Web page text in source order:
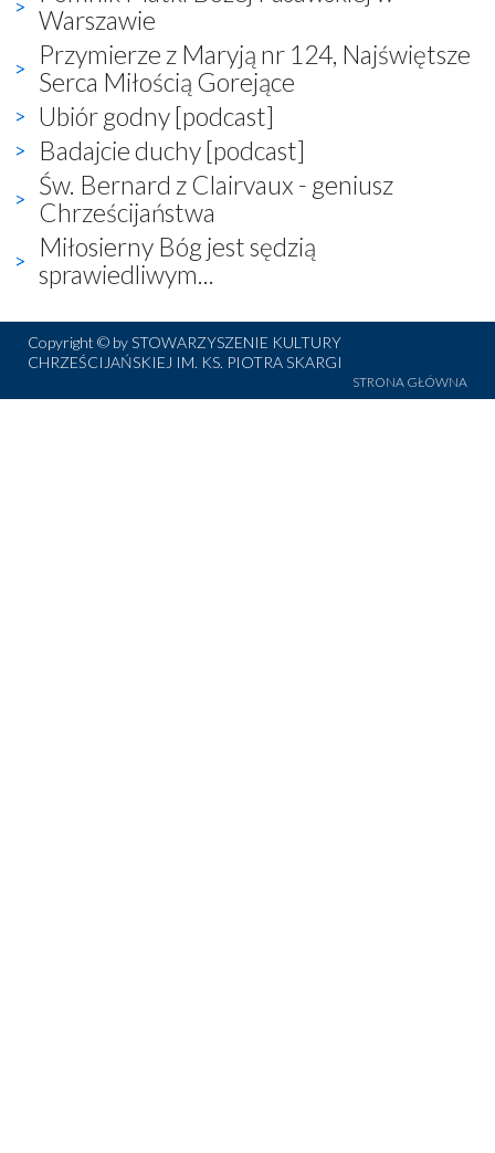
Warszawie
Przymierze z Maryją nr 124, Najświętsze
Serca Miłością Gorejące
Ubiór godny [podcast]
Badajcie duchy [podcast]
Św. Bernard z Clairvaux - geniusz
Chrześcijaństwa
Miłosierny Bóg jest sędzią
sprawiedliwym...
Copyright © by STOWARZYSZENIE KULTURY
CHRZEŚCIJAŃSKIEJ IM. KS. PIOTRA SKARGI
STRONA GŁÓWNA